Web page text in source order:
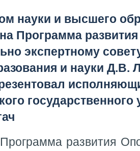
науки и высшего
Программа развития
экспертному
и науки Д.В.
государственного
развития